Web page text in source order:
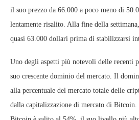
il suo prezzo da 66.000 a poco meno di
lentamente risalito. Alla fine della
quasi 63.000 dollari prima di stabilizzarsi
Uno degli aspetti più notevoli delle recenti
suo crescente dominio del mercato. Il
alla percentuale del mercato totale delle
dalla capitalizzazione di mercato di